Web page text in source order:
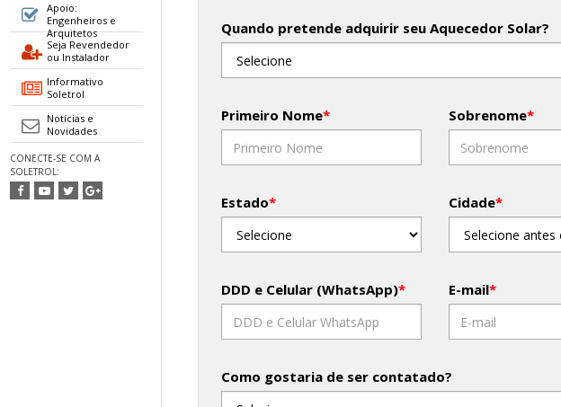
Apoio:
Engenheiros e
Arquitetos
Seja Revendedor
ou Instalador
Informativo
Soletrol
Notícias e
Novidades
CONECTE-SE COM A
SOLETROL:
Quando pretende adquirir seu Aquecedor Solar?
Primeiro Nome* Sobrenome*
Estado* Cidade*
DDD e Celular (WhatsApp)* E-mail*
Como gostaria de ser contatado?